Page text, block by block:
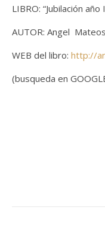
LIBRO: “Jubilación año
AUTOR: Angel
WEB del libro: http://
(busqueda en